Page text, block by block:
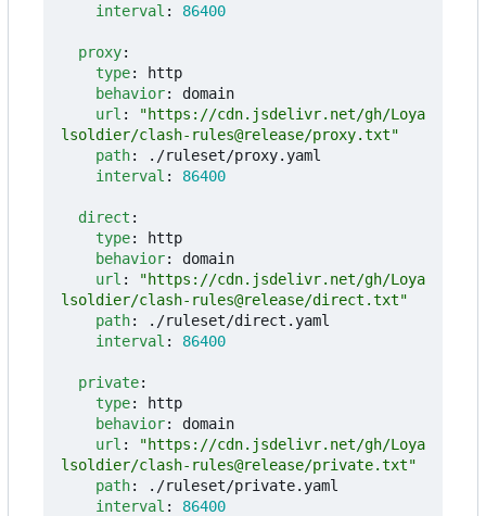
interval : 86400
proxy:
type:
http
behavior:
domain
url :
"https://cdn.jsdelivr.net/gh/Loya
lsoldier/clash-rules@release/proxy.txt"
path:
./ruleset/proxy.yaml
interval : 86400
direct :
type:
http
behavior:
domain
url :
"https://cdn.jsdelivr.net/gh/Loya
lsoldier/clash-rules@release/direct.txt"
path:
./ruleset/direct.yaml
interval : 86400
private:
type:
http
behavior:
domain
url :
"https://cdn.jsdelivr.net/gh/Loya
lsoldier/clash-rules@release/private.txt"
path:
./ruleset/private.yaml
interval : 86400